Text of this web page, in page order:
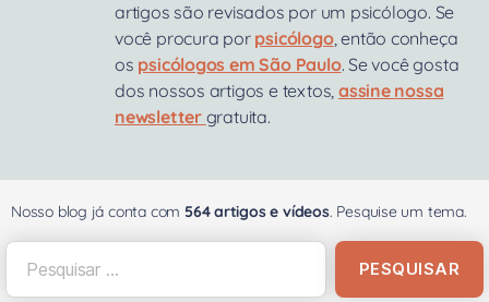
artigos são revisados por um psicólogo. Se
você procura por psicólogo, então conheça
os psicólogos em São Paulo. Se você gosta
dos nossos artigos e textos, assine nossa
newsletter gratuita.
Nosso blog já conta com 564 artigos e vídeos. Pesquise um tema.